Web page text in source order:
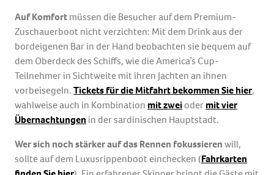
Auf Komfort müssen die Besucher auf dem Premium-
Zuschauerboot nicht verzichten: Mit dem Drink aus der
bordeigenen Bar in der Hand beobachten sie bequem auf
dem Oberdeck des Schiffs, wie die America’s Cup-
Teilnehmer in Sichtweite mit ihren Jachten an ihnen
vorbeisegeln. Tickets für die Mitfahrt bekommen Sie hier,
wahlweise auch in Kombination mit zweioder mit vier
Übernachtungen in der sardinischen Hauptstadt.
Wer sich noch stärker auf das Rennen fokussieren will,
sollte auf dem Luxusrippenboot einchecken (Fahrkarten